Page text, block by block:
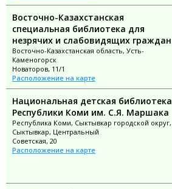
Восточно-Казахстанская
специальная библиотека для
незрячих и слабовидящих граждан
Восточно-Казахстанская область, Усть-
Каменогорск
Новаторов, 11/1
Расположение на карте
Национальная детская библиотека
Республики Коми им. С.Я. Маршака
Республика Коми, Сыктывкар городской округ,
Сыктывкар, Центральный
Советская, 20
Расположение на карте